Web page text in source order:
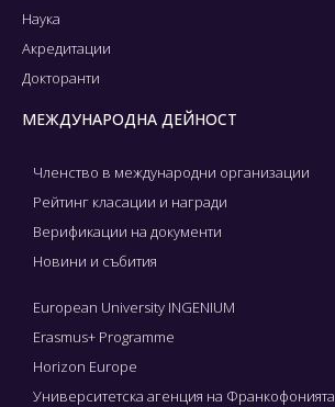
Наука
Акредитации
Докторанти
МЕЖДУНАРОДНА ДЕЙНОСТ
Членство в международни организации
Рейтинг класации и награди
Верификации на документи
Новини и събития
European University INGENIUM
Erasmus+ Programme
Horizon Europe
Университетска агенция на Франкофонията